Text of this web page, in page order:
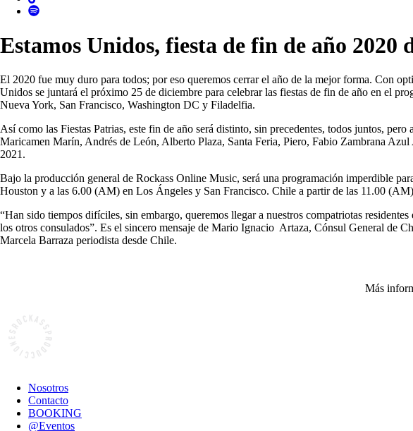
Estamos Unidos, fiesta de fin de año
El 2020 fue muy duro para todos; por eso queremos cerrar el año de la mejor forma. Con
Unidos se juntará el próximo 25 de diciembre para celebrar las fiestas de fin de año en el
Nueva York, San Francisco, Washington DC y Filadelfia.
Así como las Fiestas Patrias, este fin de año será distinto, sin precedentes, todos juntos,
Maricamen Marín, Andrés de León, Alberto Plaza, Santa Feria, Piero, Fabio Zambrana
2021.
Bajo la producción general de Rockass Online Music, será una programación imperdible
Houston y a las 6.00 (AM) en Los Ángeles y San Francisco. Chile a partir de las 11.00
“Han sido tiempos difíciles, sin embargo, queremos llegar a nuestros compatriotas
los otros consulados”. Es el sincero mensaje de Mario Ignacio Artaza, Cónsul General de
Marcela Barraza periodista desde Chile.
Más
Nosotros
Contacto
BOOKING
@Eventos